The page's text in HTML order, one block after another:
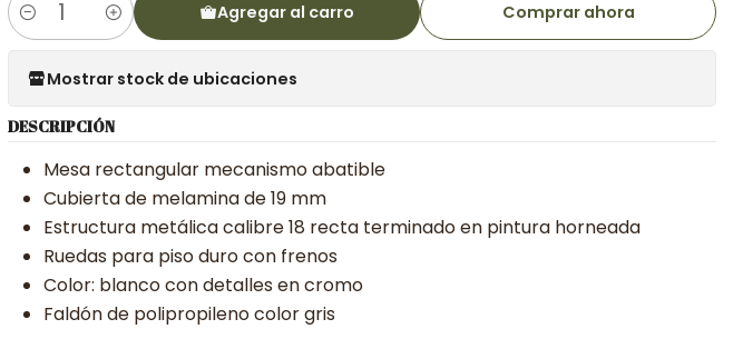
Cantidad
Agregar al carro Comprar ahora
Mostrar stock de ubicaciones
DESCRIPCIÓN
Mesa rectangular mecanismo abatible
Cubierta de melamina de 19 mm
Estructura metálica calibre 18 recta terminado en pintura horneada
Ruedas para piso duro con frenos
Color: blanco con detalles en cromo
Faldón de polipropileno color gris